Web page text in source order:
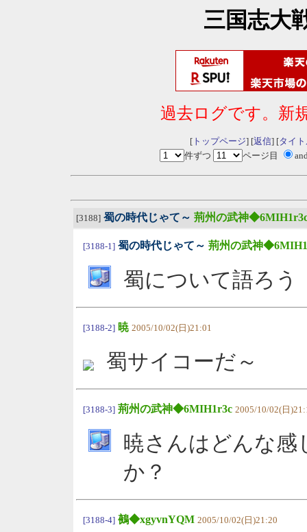
三国志大
過去ログです。新
[トップページ] [返信] [タイ
件ずつ
ページ目
[3188] 蜀の時代じゃて～ 荊州の武神
[3188-1] 蜀の時代じゃて～ 荊州の武神
蜀について語ろう
[3188-2] 暁 2005/10/02(日)21:01
蜀サイコーだ～
[3188-3] 荊州の武神◆6MIH1r3c 2005/10/02(日
暁さんはどんな感
か？
[3188-4] 鵺◆xgyvnYQM 2005/10/02(日)21:20